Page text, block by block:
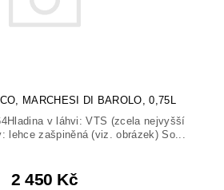
MARCHESI DI BAROLO, 0,75L
v láhvi: VTS (zcela nejvyšší
lehce zašpiněná (viz. obrázek) So...
2 450 Kč